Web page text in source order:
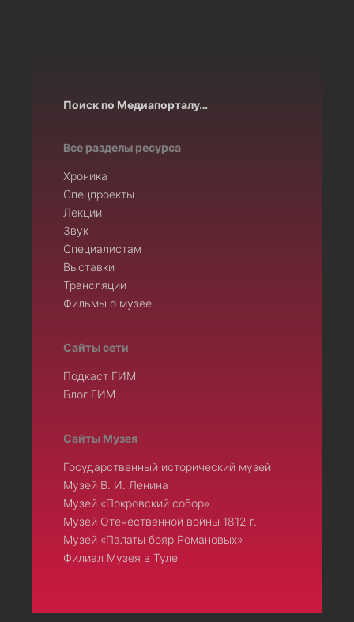
Поиск по Медиапорталу…
Все разделы ресурса
Хроника
Спецпроекты
Лекции
Звук
Специалистам
Выставки
Трансляции
Фильмы о музее
Сайты сети
Подкаст ГИМ
Блог ГИМ
Сайты Музея
Государственный исторический музей
Музей В. И. Ленина
Музей «Покровский собор»
Музей Отечественной войны 1812 г.
Музей «Палаты бояр Романовых»
Филиал Музея в Туле